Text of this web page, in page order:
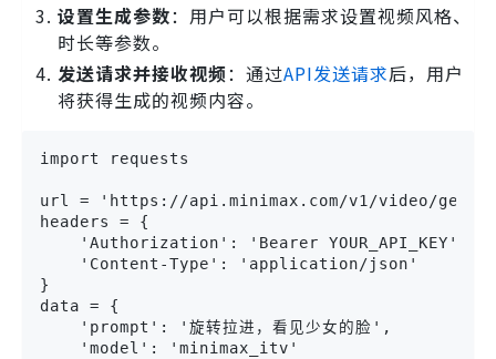
设置生成参数：用户可以根据需求设置视频风格、
时长等参数。
发送请求并接收视频：通过API发送请求后，用户
将获得生成的视频内容。
import requests
url = 'https://api.minimax.com/v1/video/
headers = {
    'Authorization': 'Bearer YOUR_API_KEY',
    'Content-Type': 'application/json'
}
data = {
    'prompt': '旋转拉进，看见少女的脸',
    'model': 'minimax_itv'